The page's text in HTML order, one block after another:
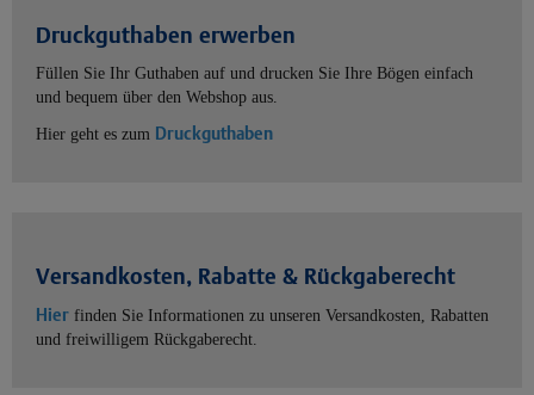
Druckguthaben erwerben
Füllen Sie Ihr Guthaben auf und drucken Sie Ihre Bögen einfach
und bequem über den Webshop aus.
Hier geht es zum Druckguthaben
Versandkosten, Rabatte & Rückgaberecht
Hier finden Sie Informationen zu unseren Versandkosten, Rabatten
und freiwilligem Rückgaberecht.